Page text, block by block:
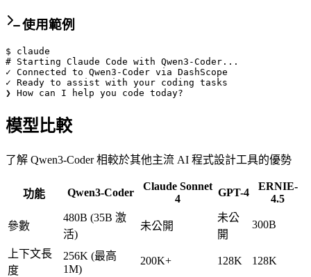
使用範例
$
claude
# Starting Claude Code with Qwen3-Coder...
✓ Connected to Qwen3-Coder via DashScope
✓ Ready to assist with your coding tasks
❯ How can I help you code today?
模型比較
了解 Qwen3-Coder 相較於其他主流 AI 程式設計工具的優勢
功能 Qwen3-Coder
Claude Sonnet
4
GPT-4
ERNIE-
4.5
參數
480B (35B 激
活)
未公開
未公
開
300B
上下文長
度
256K (最高
1M)
200K+ 128K 128K